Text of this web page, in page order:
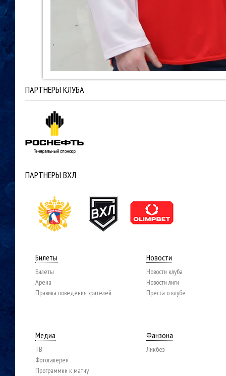
ПАРТНЕРЫ КЛУБА
ПАРТНЕРЫ ВХЛ
Билеты
Билеты
Арена
Правила поведения зрителей
Новости
Новости клуба
Новости лиги
Пресса о клубе
Медиа
ТВ
Фотогалерея
Программки к матчу
Фанзона
Ликбез